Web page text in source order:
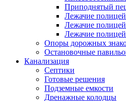
Приподнятый
Лежачие
Лежачие
Лежачие
Опоры дорожных
Остановочные
Канализация
Септики
Готовые решения
Подземные емкости
Дренажные колодцы